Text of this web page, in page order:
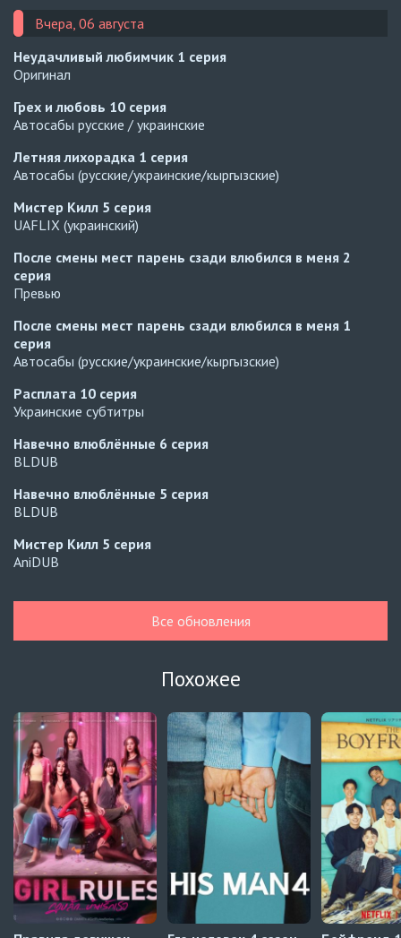
Вчера, 06 августа
Неудачливый любимчик 1 серия
Оригинал
Грех и любовь 10 серия
Автосабы русские / украинские
Летняя лихорадка 1 серия
Автосабы (русские/украинские/кыргызские)
Мистер Килл 5 серия
UAFLIX (украинский)
После смены мест парень сзади влюбился в меня 2
серия
Превью
После смены мест парень сзади влюбился в меня 1
серия
Автосабы (русские/украинские/кыргызские)
Расплата 10 серия
Украинские субтитры
Навечно влюблённые 6 серия
BLDUB
Навечно влюблённые 5 серия
BLDUB
Мистер Килл 5 серия
AniDUB
Навечно влюблённые5 серия
UAFLIX (украинский)
Навечно влюблённые
3 серия
UAFLIX (украинский)
Навечно влюблённые
2 серия
UAFLIX (украинский)
Все обновления
Похожее